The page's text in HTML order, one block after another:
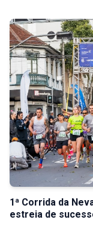
1ª Corrida da
estreia de